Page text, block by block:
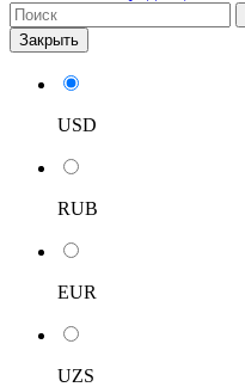
Закрыть
USD
RUB
EUR
UZS